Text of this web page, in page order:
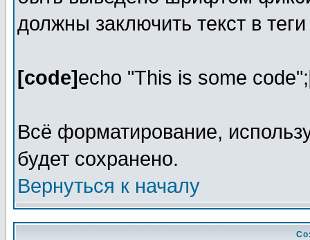
должны заключить текст в
[code]echo "This is some code";
Всё форматирование,
будет сохранено.
Вернуться к началу